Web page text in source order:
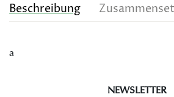
Beschreibung
a
NEWSLETTER